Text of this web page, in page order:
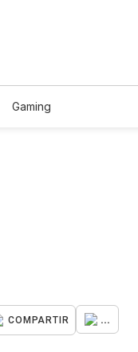
Gaming
COMPARTIR ...